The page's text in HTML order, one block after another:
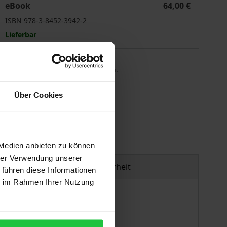
Über Cookies
anbieten zu können
Verwendung unserer
diese Informationen
Rahmen Ihrer Nutzung
eBook
64,00 €
ISBN 978-3-8452-3942-2
Lieferbar
die MwSt. an der Kasse variieren.
Produktsicherheit
zum französischen